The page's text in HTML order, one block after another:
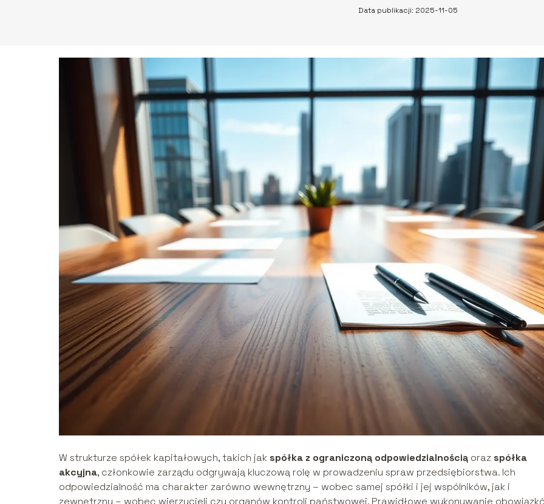
Data publikacji: 2025-11-05
W strukturze spółek kapitałowych, takich jak spółka z ograniczoną odpowiedzialnością oraz spółka
akcyjna, członkowie zarządu odgrywają kluczową rolę w prowadzeniu spraw przedsiębiorstwa. Ich
odpowiedzialność ma charakter zarówno wewnętrzny – wobec samej spółki i jej wspólników, jak i
zewnętrzny – wobec wierzycieli czy organów kontroli państwowej. Prawidłowe wykonywanie